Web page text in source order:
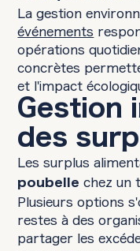
La gestion
événements
opérations
concrètes
et l'impact
Gestion
des
Les surplus
poubelle chez un
Plusieurs options
restes à des
partager les